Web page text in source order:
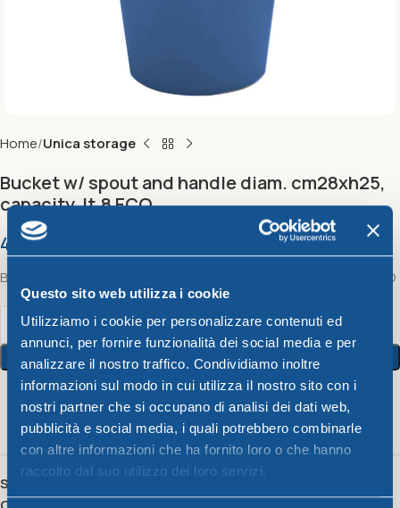
Questo sito web utilizza i cookie
Utilizziamo i cookie per personalizzare contenuti ed
annunci, per fornire funzionalità dei social media e per
analizzare il nostro traffico. Condividiamo inoltre
informazioni sul modo in cui utilizza il nostro sito con i
nostri partner che si occupano di analisi dei dati web,
pubblicità e social media, i quali potrebbero combinarle
con altre informazioni che ha fornito loro o che hanno
raccolto dal suo utilizzo dei loro servizi.
Home Unica storage
Bucket w/ spout and handle diam. cm28xh25,
capacity lt.8 ECO
4,24€
Bucket w/ spout and handle diam. cm28xh25, capacity lt.8 ECO
Add To Cart
16 People watching this product now!
SKU: